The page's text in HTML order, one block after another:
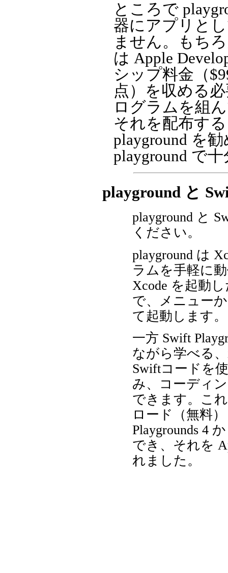
ところで
器にアプリと
ません。もち
は Apple
シップ料金（
点）を収める
ログラムを組
それを配布す
playground を
playground で
playground と
playground と
ください。
playground は
ラムを手軽に
Xcode を起動
で、メニュー
て起動します。
一方 Swift
ながら学べる
Swiftコードを
み、コーディ
できます。こ
ロード（無料
Playgrounds 4
でき、それを
れました。